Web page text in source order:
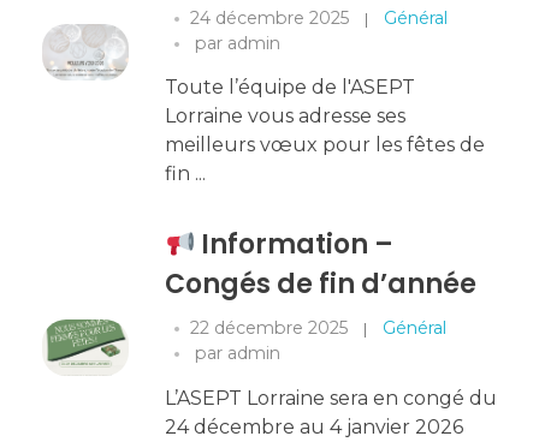
24 décembre 2025
Général
par admin
Toute l’équipe de l'ASEPT
Lorraine vous adresse ses
meilleurs vœux pour les fêtes de
fin ...
Information –
Congés de fin d’année
22 décembre 2025
Général
par admin
L’ASEPT Lorraine sera en congé du
24 décembre au 4 janvier 2026